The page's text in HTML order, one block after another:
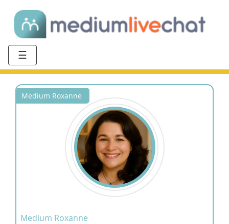
☰
Medium Roxanne
Medium Roxanne